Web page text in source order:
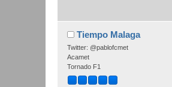
Tiempo Malaga
Twitter: @pablofcmet
Acamet
Tornado F1